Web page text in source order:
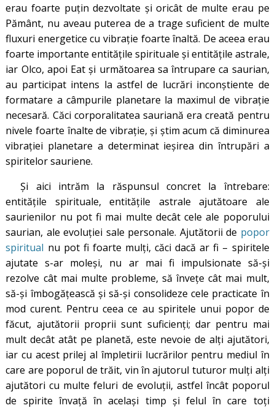
erau foarte puțin dezvoltate și oricât de multe erau pe
Pământ, nu aveau puterea de a trage suficient de multe
fluxuri energetice cu vibrație foarte înaltă. De aceea erau
foarte importante entitățile spirituale și entitățile astrale,
iar Olco, apoi Eat și următoarea sa întrupare ca saurian,
au participat intens la astfel de lucrări inconștiente de
formatare a câmpurile planetare la maximul de vibrație
necesară. Căci corporalitatea sauriană era creată pentru
nivele foarte înalte de vibrație, și știm acum că diminurea
vibrației planetare a determinat ieșirea din întrupări a
spiritelor sauriene.
Și aici intrăm la răspunsul concret la întrebare:
entitățile spirituale, entitățile astrale ajutătoare ale
saurienilor nu pot fi mai multe decât cele ale poporului
saurian, ale evoluției sale personale. Ajutătorii de popor
spiritual nu pot fi foarte mulți, căci dacă ar fi – spiritele
ajutate s-ar moleși, nu ar mai fi impulsionate să-și
rezolve cât mai multe probleme, să învețe cât mai mult,
să-și îmbogățească și să-și consolideze cele practicate în
mod curent. Pentru ceea ce au spiritele unui popor de
făcut, ajutătorii proprii sunt suficienți; dar pentru mai
mult decât atât pe planetă, este nevoie de alți ajutători,
iar cu acest prilej al împletirii lucrărilor pentru mediul în
care are poporul de trăit, vin în ajutorul tuturor mulți alți
ajutători cu multe feluri de evoluții, astfel încât poporul
de spirite învață în același timp și felul în care toți